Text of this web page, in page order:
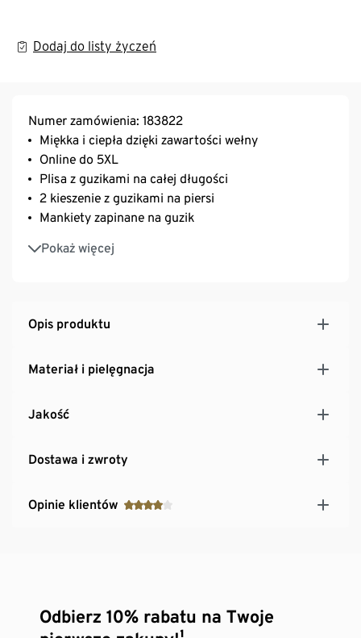
Dodaj do listy życzeń
Numer zamówienia: 183822
Miękka i ciepła dzięki zawartości wełny
Online do 5XL
Plisa z guzikami na całej długości
2 kieszenie z guzikami na piersi
Mankiety zapinane na guzik
Pokaż więcej
Prosty krój
Na bawełnianej podszewce
Opis produktu
Materiał i pielęgnacja
Jakość
Dostawa i zwroty
Opinie klientów
Odbierz 10% rabatu na Twoje